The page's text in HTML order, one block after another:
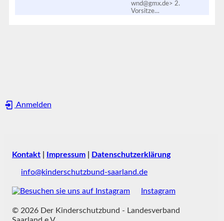
wnd@gmx.de> 2.
Vorsitze…
Anmelden
Kontakt Impressum Datenschutzerklärung
info@kinderschutzbund-saarland.de
Instagram
© 2026 Der Kinderschutzbund - Landesverband